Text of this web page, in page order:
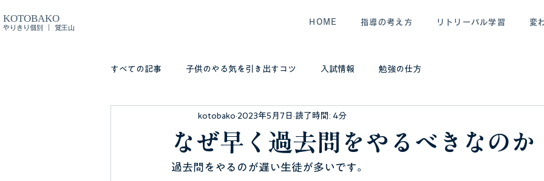
KOTOBAKO
やりきり個別 ｜ 覚王山
HOME 指導の考え方 リトリーバル学習 変
すべての記事 子供のやる気を引き出すコツ 入試情報 勉強の仕方
なぜ早く過去問をやるべきなのか
kotobako 2023年5月7日 読了時間: 4分
過去問をやるのが遅い生徒が多いです。